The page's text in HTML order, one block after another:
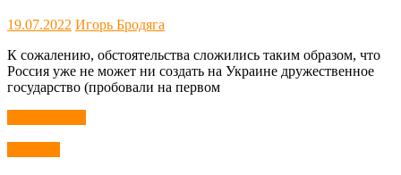
19.07.2022 Игорь Бродяга
К сожалению, обстоятельства сложились таким образом, что
Россия уже не может ни создать на Украине дружественное
государство (пробовали на первом